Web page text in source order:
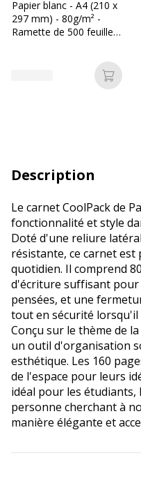
Papier blanc - A4 (210 x
297 mm) - 80g/m² -
Ramette de 500 feuilles
Description
Le carnet CoolPack de
fonctionnalité et style
Doté d'une reliure
résistante, ce carnet
quotidien. Il comprend
d'écriture suffisant pour
pensées, et une
tout en sécurité lorsqu'il
Conçu sur le thème de
un outil d'organisation
esthétique. Les 160
de l'espace pour leurs
idéal pour les
personne cherchant à
manière élégante et